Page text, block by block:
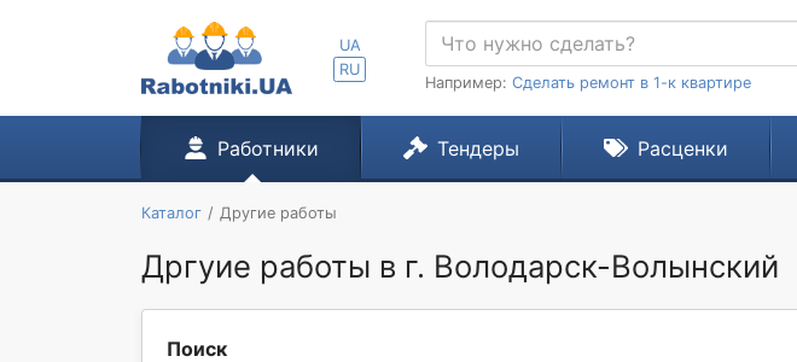
UA
RU
Например: Сделать ремонт в 1-к квартире
Работники Тендеры Расценки
Каталог Другие работы
Дргуие работы в г. Володарск-Волынский
Поиск